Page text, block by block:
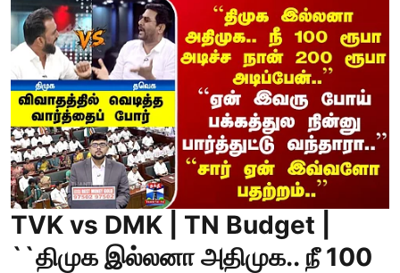
TVK vs DMK | TN Budget |
``திமுக இல்லனா அதிமுக.. நீ 100